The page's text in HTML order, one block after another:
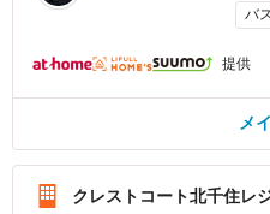
バ
提供
メ
クレストコート北千住レ